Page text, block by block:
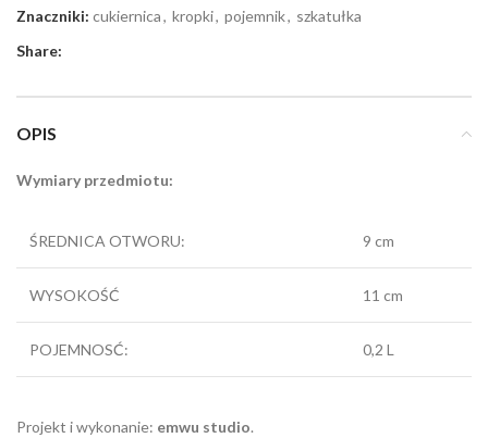
Znaczniki: cukiernica, kropki, pojemnik, szkatułka
Share:
OPIS
Wymiary przedmiotu:
ŚREDNICA OTWORU: 9 cm
WYSOKOŚĆ 11 cm
POJEMNOSĆ: 0,2 L
Projekt i wykonanie: emwu studio.